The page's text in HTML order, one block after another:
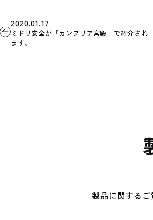
2020.01.17
ミドリ安全が「カンブリア宮殿」で紹介され
ます。
製品に関する